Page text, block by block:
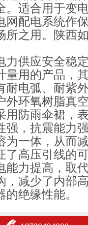
。适合用于变
网配电系统作
所之用。陕西
力供应安全稳
量用的产品，
耐电弧、耐紫
外环氧树脂真
用防雨伞裙，
强，抗震能力
为一体，从而
了高压引线的
能力提高，取
，减少了内部
绝缘性能。